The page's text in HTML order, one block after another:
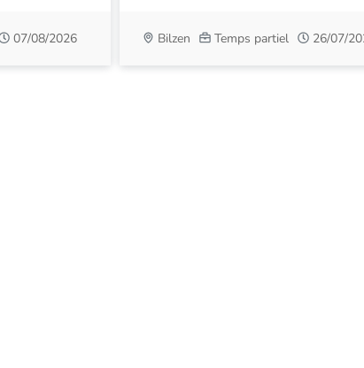
07/08/2026 Bilzen Temps partiel 26/07/